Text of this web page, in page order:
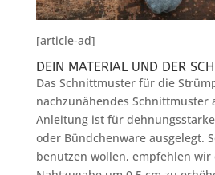
[article-ad]
DEIN MATERIAL UND DER
Das Schnittmuster für die
nachzunähendes Schnittmuster
Anleitung ist für
oder Bündchenware ausgelegt.
benutzen wollen, empfehlen